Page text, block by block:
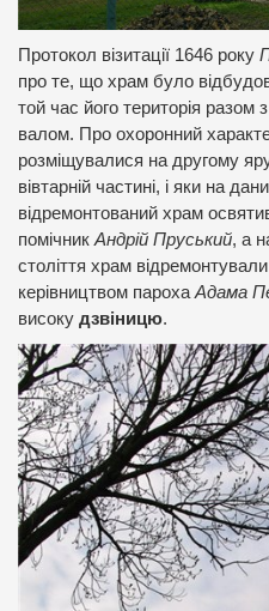
Протокол візитації 1646 року
про те, що храм було
той час його територія
валом. Про охоронний
розміщувалися на другому
вівтарній частині, і яки на
відремонтований храм
помічник Андрій Пруський, а
століття храм
керівництвом пароха Адама
високу дзвіницю.